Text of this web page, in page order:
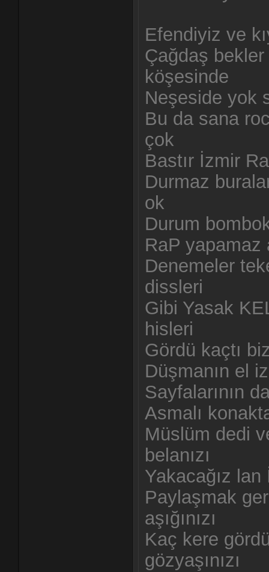
Efendiyiz ve
Çağdaş
köşesinde
Neşeside yok
Bu da sana
çok
Bastır İzmir
Durmaz
ok
Durum
RaP yapamaz
Denemeler
dissleri
Gibi Yasak
hisleri
Gördü kaçtı
Düşmanın el
Sayfalarının
Asmalı
Müslüm dedi
belanızı
Yakacağız lan
Paylaşmak
aşığınızı
Kaç kere
gözyaşınızı